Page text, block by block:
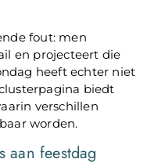
fout: men
en projecteert die
heeft echter niet
biedt
verschillen
worden.
aan feestdag